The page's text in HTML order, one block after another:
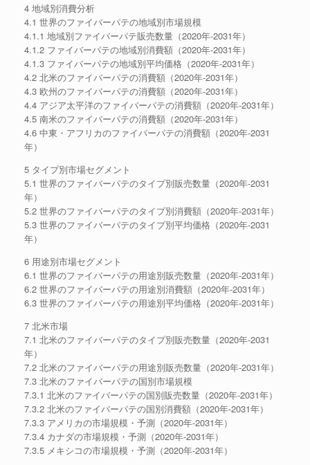
4 地域別消費分析
4.1 世界のファイバーパテの地域別市場規模
4.1.1 地域別ファイバーパテ販売数量（2020年-2031年）
4.1.2 ファイバーパテの地域別消費額（2020年-2031年）
4.1.3 ファイバーパテの地域別平均価格（2020年-2031年）
4.2 北米のファイバーパテの消費額（2020年-2031年）
4.3 欧州のファイバーパテの消費額（2020年-2031年）
4.4 アジア太平洋のファイバーパテの消費額（2020年-2031年）
4.5 南米のファイバーパテの消費額（2020年-2031年）
4.6 中東・アフリカのファイバーパテの消費額（2020年-2031
年）
5 タイプ別市場セグメント
5.1 世界のファイバーパテのタイプ別販売数量（2020年-2031
年）
5.2 世界のファイバーパテのタイプ別消費額（2020年-2031年）
5.3 世界のファイバーパテのタイプ別平均価格（2020年-2031
年）
6 用途別市場セグメント
6.1 世界のファイバーパテの用途別販売数量（2020年-2031年）
6.2 世界のファイバーパテの用途別消費額（2020年-2031年）
6.3 世界のファイバーパテの用途別平均価格（2020年-2031年）
7 北米市場
7.1 北米のファイバーパテのタイプ別販売数量（2020年-2031
年）
7.2 北米のファイバーパテの用途別販売数量（2020年-2031年）
7.3 北米のファイバーパテの国別市場規模
7.3.1 北米のファイバーパテの国別販売数量（2020年-2031年）
7.3.2 北米のファイバーパテの国別消費額（2020年-2031年）
7.3.3 アメリカの市場規模・予測（2020年-2031年）
7.3.4 カナダの市場規模・予測（2020年-2031年）
7.3.5 メキシコの市場規模・予測（2020年-2031年）